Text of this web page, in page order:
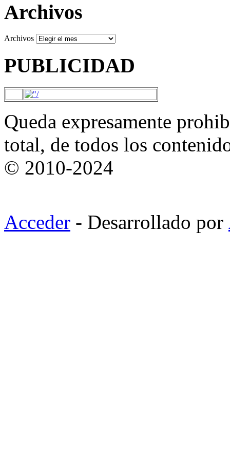
Archivos
Archivos
PUBLICIDAD
Queda expresamente
total, de todos los
© 2010-2024
Acceder - Desarrollado por